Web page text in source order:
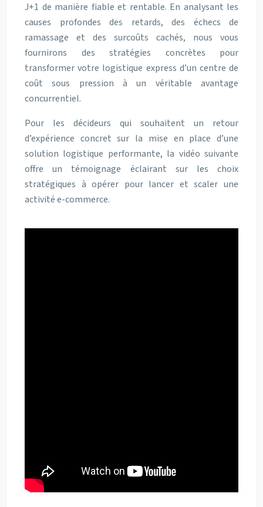
J+1 de manière fiable et rentable. En analysant les
causes profondes des retards, des échecs de
ramassage et des surcoûts cachés, nous vous
fournirons des stratégies concrètes pour
transformer votre logistique express d’un centre de
coût sous pression à un véritable avantage
concurrentiel.
Pour les décideurs qui souhaitent un retour
d’expérience concret sur la mise en place d’une
solution logistique performante, la vidéo suivante
offre un témoignage éclairant sur les choix
stratégiques à opérer pour lancer et scaler une
activité e-commerce.